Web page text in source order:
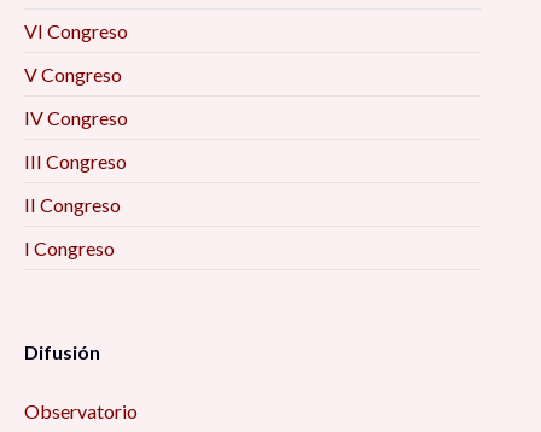
VI Congreso
V Congreso
IV Congreso
III Congreso
II Congreso
I Congreso
Difusión
Observatorio